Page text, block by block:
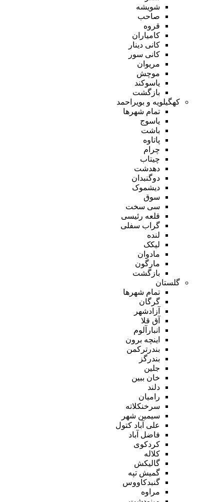
شویشه
صاحب
قروه
کامیاران
کانی دینار
کانی سور
مریوان
موچش
یاسوکند
بازگشت
کهگیلویه و بویراحمد
تمام شهر‌ها
یاسوج
باشت
پاتاوه
چرام
چیتاب
دهدشت
دوگنبدان
دیشموک
سوق
سی سخت
قلعه رئیسی
گراب سفلی
لنده
لیکک
مادوان
مارگون
بازگشت
گلستان
تمام شهر‌ها
گرگان
آزادشهر
آق قلا
انبارآلوم
اینچه برون
بندرترکمن
بندرگز
جلین
خان ببین
دلند
رامیان
سرخنکلاته
سیمین شهر
علی آباد کتول
فاضل آباد
کردکوی
کلاله
گالیکش
گمیش تپه
گنبدکاووس
مراوه